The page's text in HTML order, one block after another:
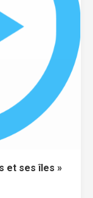
et ses îles »